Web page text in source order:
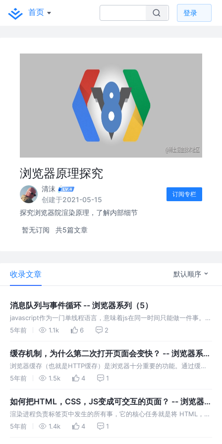
首页 登录
浏览器原理探究
清沫
创建于2021-05-15
订阅专栏
探究浏览器院渲染原理，了解内部细节
暂无订阅 共5篇文章
收录文章 默认顺序
消息队列与事件循环 -- 浏览器系列（5）
javascript作为一门单线程语言，意味着js在同一时间只能做一件事。每
个渲染进程只有一个主线程，主线程非常繁忙，既要负责完成生成页面
的各种交互事件（如按钮点击，鼠标滚动等），以及执行js代码。为了
给用户良好的…
5年前 1.1k 6 2
缓存机制，为什么第二次打开页面会变快？ -- 浏览器系列
（4）
浏览器缓存（也就是HTTP缓存）是浏览器十分重要的功能。通过缓
存，我们可以保存资源副本并在下一次请求时直接使用该副本，而不需
快页面加载速度，提升用户体验。当然，如果缓存使用不慎，会导致页
面一直是使用陈旧版本，而不是最…
5年前 1.5k 4 1
如何把HTML，CSS，JS变成可交互的页面？ -- 浏览器系
列（3）
渲染进程负责标签页中发生的所有事，它的核心任务就是将 HTML，
CSS 以及 JS 转化成用户可以交互的页面。在渲染进程中，主线程
5年前 1.4k 4 1